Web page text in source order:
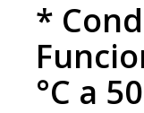
*
°C a